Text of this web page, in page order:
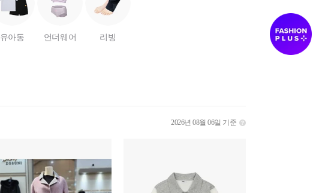
유아동 언더웨어 리빙
2026년 08월 06일 기준